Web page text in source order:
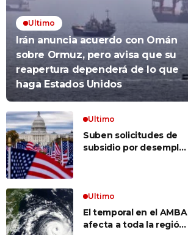
Ultimo
Irán anuncia acuerdo con Omán
sobre Ormuz, pero avisa que su
reapertura dependerá de lo que
haga Estados Unidos
Ultimo
Suben solicitudes de
subsidio por desempleo
Ultimo
El temporal en el AMBA
afecta a toda la región: